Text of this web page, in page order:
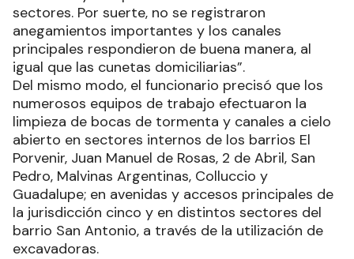
sectores. Por suerte, no se registraron
anegamientos importantes y los canales
principales respondieron de buena manera, al
igual que las cunetas domiciliarias”.
Del mismo modo, el funcionario precisó que los
numerosos equipos de trabajo efectuaron la
limpieza de bocas de tormenta y canales a cielo
abierto en sectores internos de los barrios El
Porvenir, Juan Manuel de Rosas, 2 de Abril, San
Pedro, Malvinas Argentinas, Colluccio y
Guadalupe; en avenidas y accesos principales de
la jurisdicción cinco y en distintos sectores del
barrio San Antonio, a través de la utilización de
excavadoras.